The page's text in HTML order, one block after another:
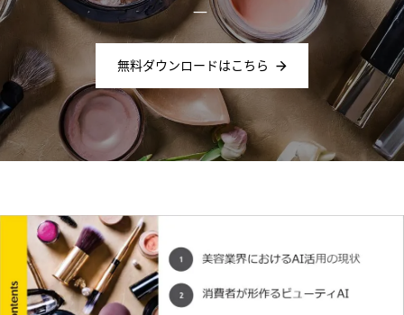
―
無料ダウンロードはこちら